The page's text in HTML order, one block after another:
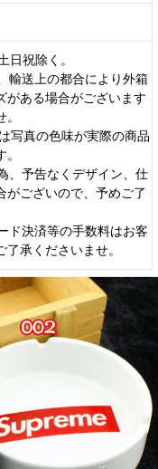
祝除く。
輸送上の都合により外箱
がある場合がございます
写真の色味が実際の商品
、予告なくデザイン、仕
がございので、予めご了
ド決済等の手数料はお客
承くださいませ。